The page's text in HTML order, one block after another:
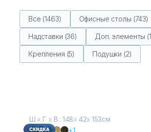
Все (1463) Офисные столы (743)
Надставки (36) Доп. элементы
Крепления (5) Подушки (2)
Ш х Г х В : 148х 42х 153см
+1